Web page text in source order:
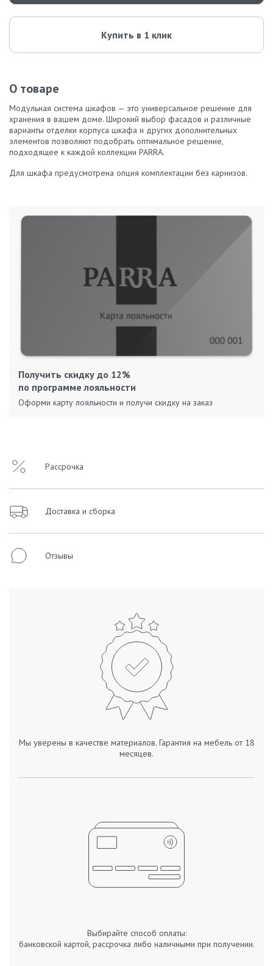
Купить в 1 клик
О товаре
Модульная система шкафов — это универсальное решение для
хранения в вашем доме. Широкий выбор фасадов и различные
варианты отделки корпуса шкафа и других дополнительных
элементов позволяют подобрать оптимальное решение,
подходящее к каждой коллекции PARRA.
Для шкафа предусмотрена опция комплектации без карнизов.
Получить скидку до 12%
по программе лояльности
Оформи карту лояльности и получи скидку на заказ
Рассрочка
Доставка и сборка
Отзывы
Мы уверены в качестве материалов. Гарантия на мебель от 18
месяцев.
Выбирайте способ оплаты:
банковской картой, рассрочка либо наличными при получении.